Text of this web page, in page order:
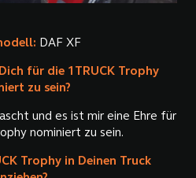
DAF XF
für die 1TRUCK Trophy
zu sein?
und es ist mir eine Ehre für
nominiert zu sein.
Trophy in Deinen Truck